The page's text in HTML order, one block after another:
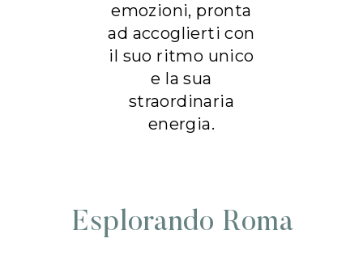
emozioni, pronta
ad accoglierti con
il suo ritmo unico
e la sua
straordinaria
energia.
Esplorando Roma